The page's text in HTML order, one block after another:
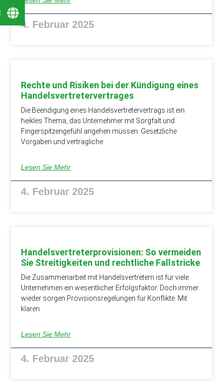
4. Februar 2025
Rechte und Risiken bei der Kündigung eines
Handelsvertretervertrages
Die Beendigung eines Handelsvertretervertrags ist ein
heikles Thema, das Unternehmer mit Sorgfalt und
Fingerspitzengefühl angehen müssen. Gesetzliche
Vorgaben und vertragliche
Lesen Sie Mehr
4. Februar 2025
Handelsvertreterprovisionen: So vermeiden
Sie Streitigkeiten und rechtliche Fallstricke
Die Zusammenarbeit mit Handelsvertretern ist für viele
Unternehmen ein wesentlicher Erfolgsfaktor. Doch immer
wieder sorgen Provisionsregelungen für Konflikte. Mit
klaren
Lesen Sie Mehr
4. Februar 2025